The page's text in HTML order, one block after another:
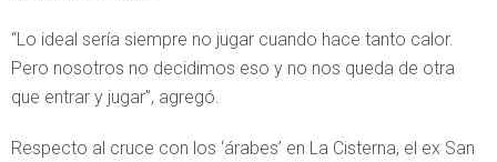
“Lo ideal sería siempre no jugar cuando hace tanto calor.
Pero nosotros no decidimos eso y no nos queda de otra
que entrar y jugar”, agregó.
Respecto al cruce con los ‘árabes’ en La Cisterna, el ex San